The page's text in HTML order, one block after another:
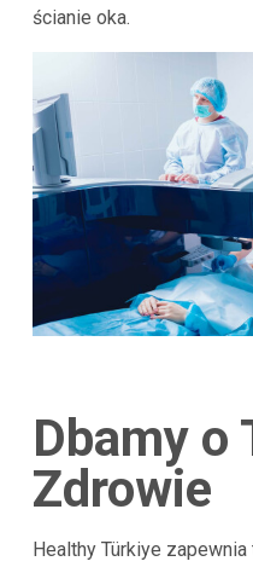
ścianie oka.
Dbamy o
Zdrowie
Healthy Türkiye